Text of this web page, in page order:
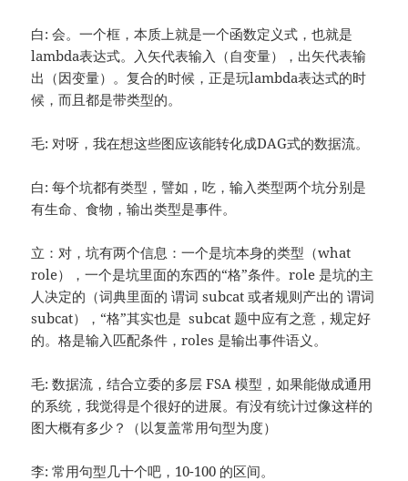
白: 会。一个框，本质上就是一个函数定义式，也就是
lambda表达式。入矢代表输入（自变量），出矢代表输
出（因变量）。复合的时候，正是玩lambda表达式的时
候，而且都是带类型的。
毛: 对呀，我在想这些图应该能转化成DAG式的数据流。
白: 每个坑都有类型，譬如，吃，输入类型两个坑分别是
有生命、食物，输出类型是事件。
立：对，坑有两个信息：一个是坑本身的类型（what
role），一个是坑里面的东西的“格”条件。role 是坑的主
人决定的（词典里面的 谓词 subcat 或者规则产出的 谓词
subcat），“格”其实也是 subcat 题中应有之意，规定好
的。格是输入匹配条件，roles 是输出事件语义。
毛: 数据流，结合立委的多层 FSA 模型，如果能做成通用
的系统，我觉得是个很好的进展。有没有统计过像这样的
图大概有多少？（以复盖常用句型为度）
李: 常用句型几十个吧，10-100 的区间。